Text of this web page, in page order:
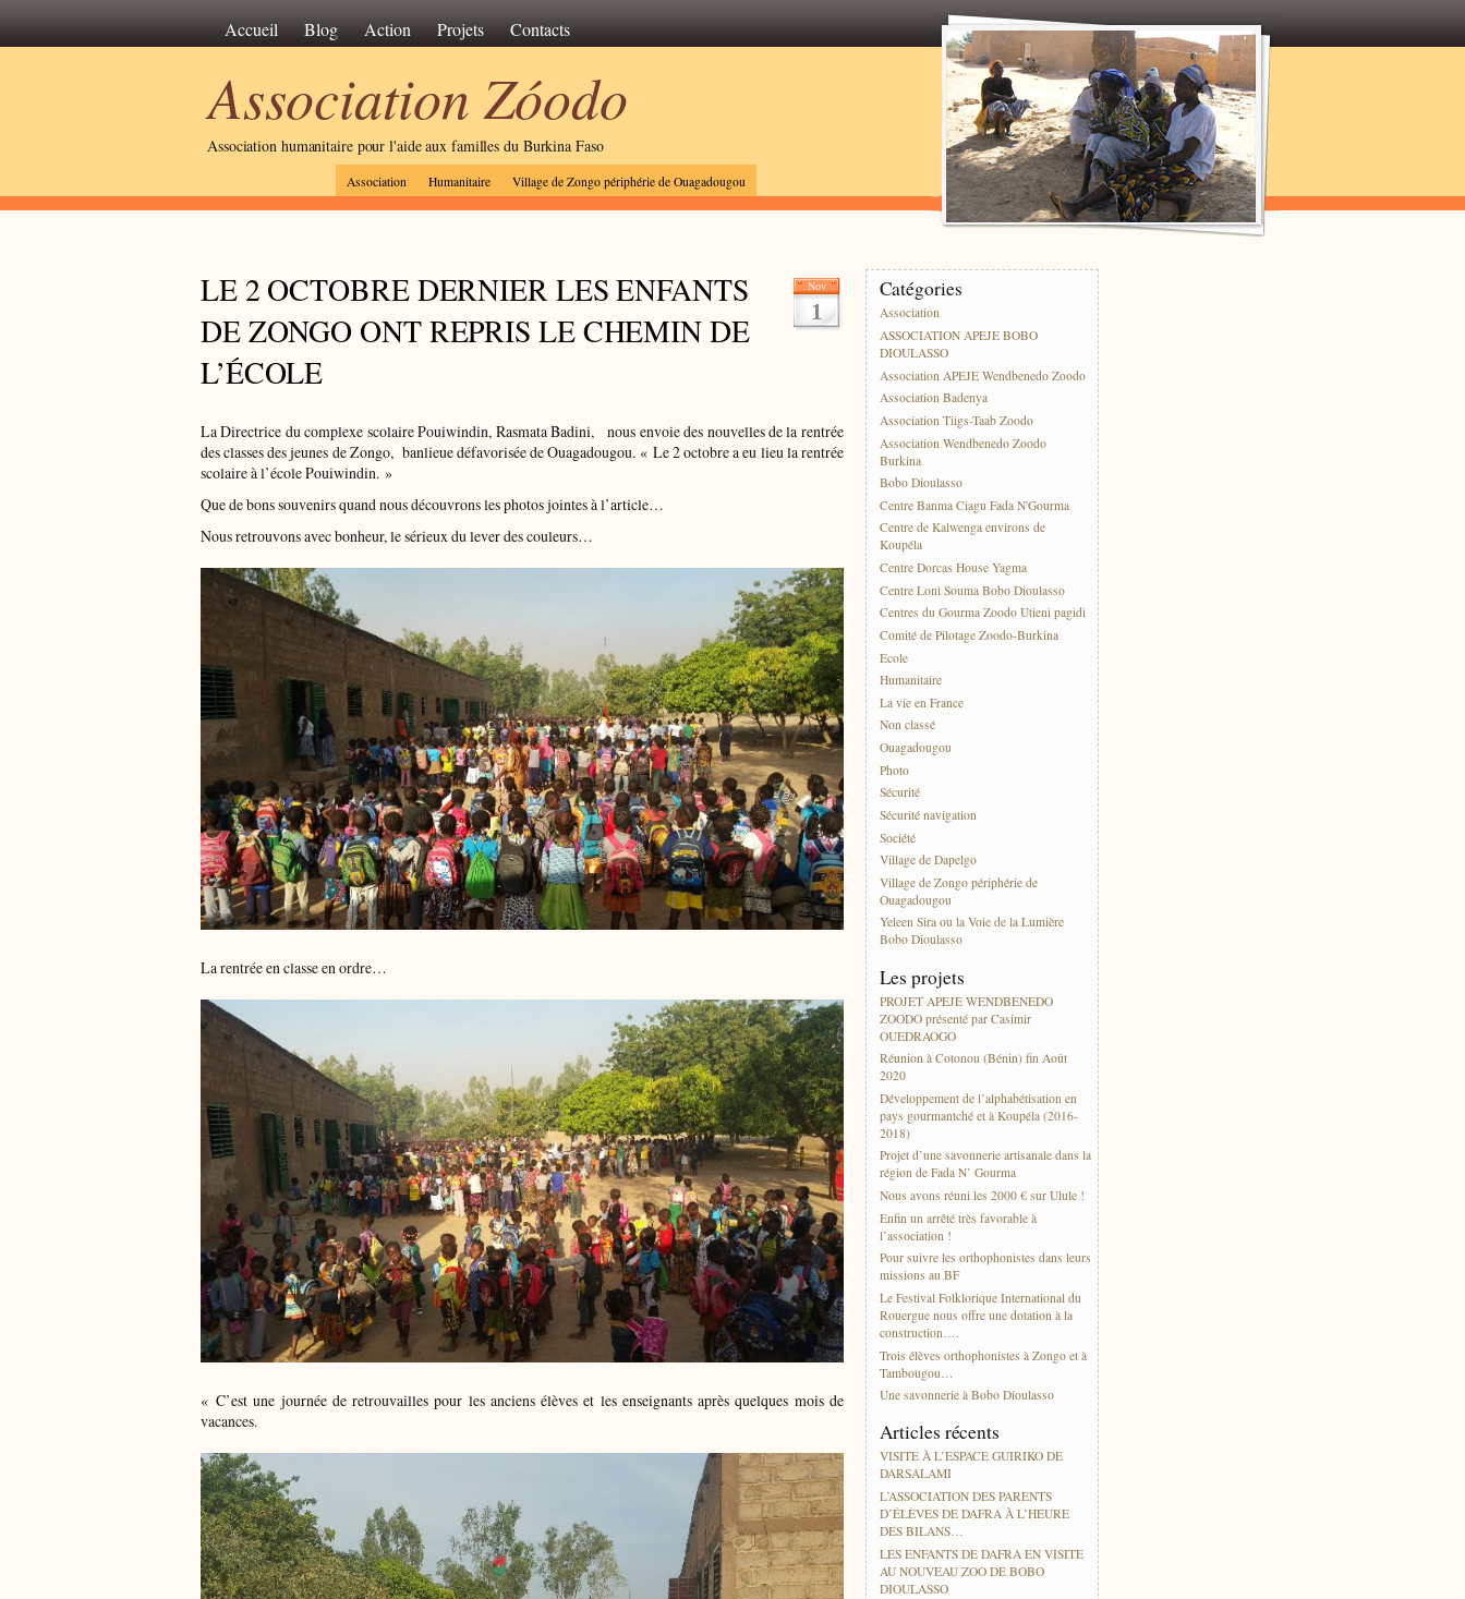
Accueil Blog Action Projets Contacts
Association Zóodo
Association humanitaire pour l'aide aux familles du Burkina Faso
Association Humanitaire Village de Zongo périphérie de Ouagadougou
Nov
1
LE 2 OCTOBRE DERNIER LES ENFANTS
DE ZONGO ONT REPRIS LE CHEMIN DE
L’ÉCOLE
La Directrice du complexe scolaire Pouiwindin, Rasmata Badini, nous envoie des nouvelles de la rentrée
des classes des jeunes de Zongo, banlieue défavorisée de Ouagadougou. « Le 2 octobre a eu lieu la rentrée
scolaire à l’école Pouiwindin. »
Que de bons souvenirs quand nous découvrons les photos jointes à l’article…
Nous retrouvons avec bonheur, le sérieux du lever des couleurs…
La rentrée en classe en ordre…
« C’est une journée de retrouvailles pour les anciens élèves et les enseignants après quelques mois de
vacances.
Catégories
Association
ASSOCIATION APEJE BOBO
DIOULASSO
Association APEJE Wendbenedo Zoodo
Association Badenya
Association Tiigs-Taab Zoodo
Association Wendbenedo Zoodo
Burkina
Bobo Dioulasso
Centre Banma Ciagu Fada N'Gourma
Centre de Kalwenga environs de
Koupéla
Centre Dorcas House Yagma
Centre Loni Souma Bobo Dioulasso
Centres du Gourma Zoodo Utieni pagidi
Comité de Pilotage Zoodo-Burkina
Ecole
Humanitaire
La vie en France
Non classé
Ouagadougou
Photo
Sécurité
Sécurité navigation
Société
Village de Dapelgo
Village de Zongo périphérie de
Ouagadougou
Yeleen Sira ou la Voie de la Lumière
Bobo Dioulasso
Les projets
PROJET APEJE WENDBENEDO
ZOODO présenté par Casimir
OUEDRAOGO
Réunion à Cotonou (Bénin) fin Août
2020
Développement de l’alphabétisation en
pays gourmantché et à Koupéla (2016-
2018)
Projet d’une savonnerie artisanale dans la
région de Fada N’ Gourma
Nous avons réuni les 2000 € sur Ulule !
Enfin un arrêté très favorable à
l’association !
Pour suivre les orthophonistes dans leurs
missions au BF
Le Festival Folklorique International du
Rouergue nous offre une dotation à la
construction….
Trois élèves orthophonistes à Zongo et à
Tambougou…
Une savonnerie à Bobo Dioulasso
Articles récents
VISITE À L’ESPACE GUIRIKO DE
DARSALAMI
L’ASSOCIATION DES PARENTS
D’ÉLÈVES DE DAFRA À L’HEURE
DES BILANS…
LES ENFANTS DE DAFRA EN VISITE
AU NOUVEAU ZOO DE BOBO
DIOULASSO